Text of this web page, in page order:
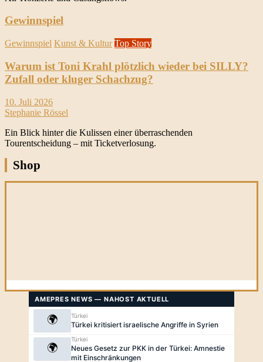
Gewinnspiel
Gewinnspiel Kunst & Kultur Top Story
Warum ist Toni Krahl plötzlich wieder bei SILLY?
Zufall oder kluger Schachzug?
10. Juli 2026
Stephanie Rössel
Ein Blick hinter die Kulissen einer überraschenden
Tourentscheidung – mit Ticketverlosung.
Shop